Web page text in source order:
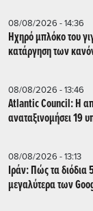
08/08/2026 - 14:36
Ηχηρό μπλόκο του
κατάργηση των
08/08/2026 - 13:46
Atlantic Council: Η
αναταξινομήσει 19
08/08/2026 - 13:13
Ιράν: Πώς τα
μεγαλύτερα των